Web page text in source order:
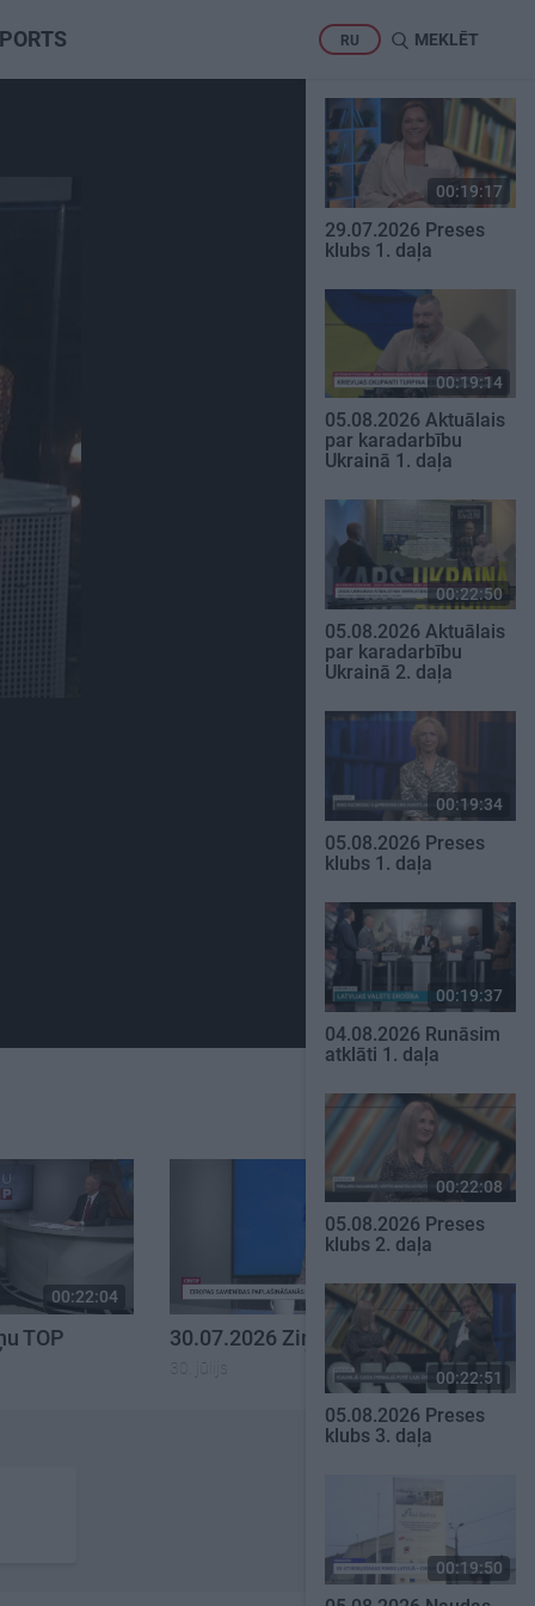
RU MEKLĒT
00:22:04
TOP
00:23:00
30.07.2026 Ziņu TOP
30. jūlijs
00:19:17
29.07.2026 Preses
klubs 1. daļa
00:19:14
05.08.2026 Aktuālais
par karadarbību
Ukrainā 1. daļa
00:22:50
05.08.2026 Aktuālais
par karadarbību
Ukrainā 2. daļa
00:19:34
05.08.2026 Preses
klubs 1. daļa
00:19:37
04.08.2026 Runāsim
atklāti 1. daļa
00:22:08
05.08.2026 Preses
klubs 2. daļa
00:22:51
05.08.2026 Preses
klubs 3. daļa
00:19:50